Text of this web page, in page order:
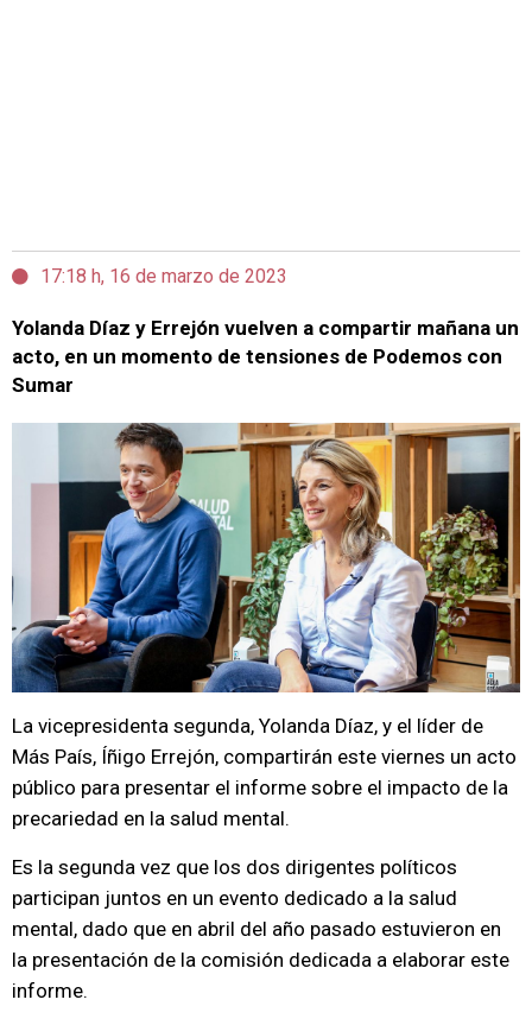
17:18 h, 16 de marzo de 2023
Yolanda Díaz y Errejón vuelven a compartir mañana un
acto, en un momento de tensiones de Podemos con
Sumar
La vicepresidenta segunda, Yolanda Díaz, y el líder de
Más País, Íñigo Errejón, compartirán este viernes un acto
público para presentar el informe sobre el impacto de la
precariedad en la salud mental.
Es la segunda vez que los dos dirigentes políticos
participan juntos en un evento dedicado a la salud
mental, dado que en abril del año pasado estuvieron en
la presentación de la comisión dedicada a elaborar este
informe.